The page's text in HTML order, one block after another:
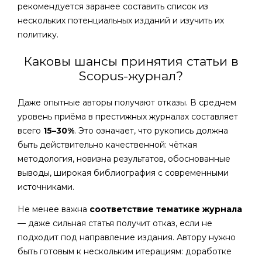
рекомендуется заранее составить список из
нескольких потенциальных изданий и изучить их
политику.
Каковы шансы принятия статьи в
Scopus-журнал?
Даже опытные авторы получают отказы. В среднем
уровень приёма в престижных журналах составляет
всего 15–30%. Это означает, что рукопись должна
быть действительно качественной: чёткая
методология, новизна результатов, обоснованные
выводы, широкая библиография с современными
источниками.
Не менее важна соответствие тематике журнала
— даже сильная статья получит отказ, если не
подходит под направление издания. Автору нужно
быть готовым к нескольким итерациям: доработке